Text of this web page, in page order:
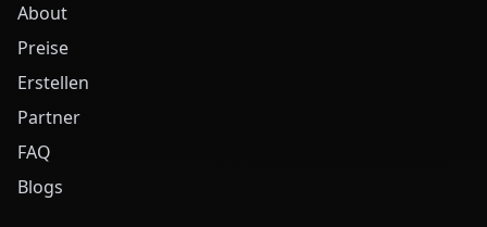
About
Preise
Erstellen
Partner
FAQ
Blogs